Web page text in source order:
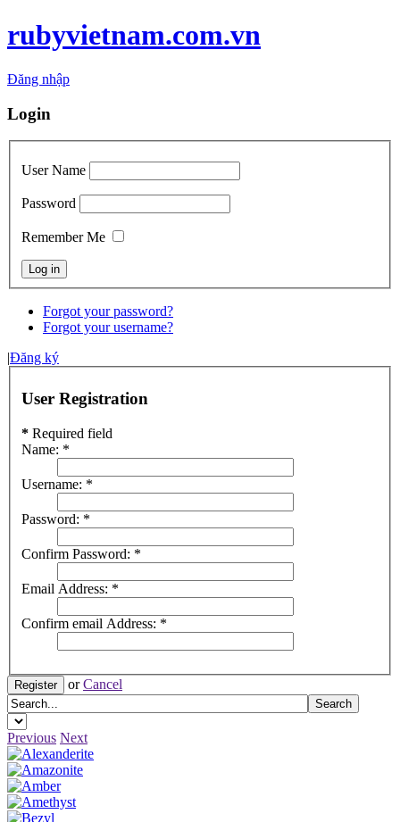
rubyvietnam.com.vn
Đăng nhập
Login
User Name
Password
Remember Me
Forgot your password?
Forgot your username?
|Đăng ký
User Registration
* Required field
Name: *
Username: *
Password: *
Confirm Password: *
Email Address: *
Confirm email Address: *
Register orCancel
Previous Next